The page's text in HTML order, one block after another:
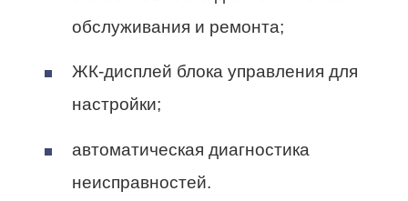
обслуживания и ремонта;
ЖК-дисплей блока управления для
настройки;
автоматическая диагностика
неисправностей.